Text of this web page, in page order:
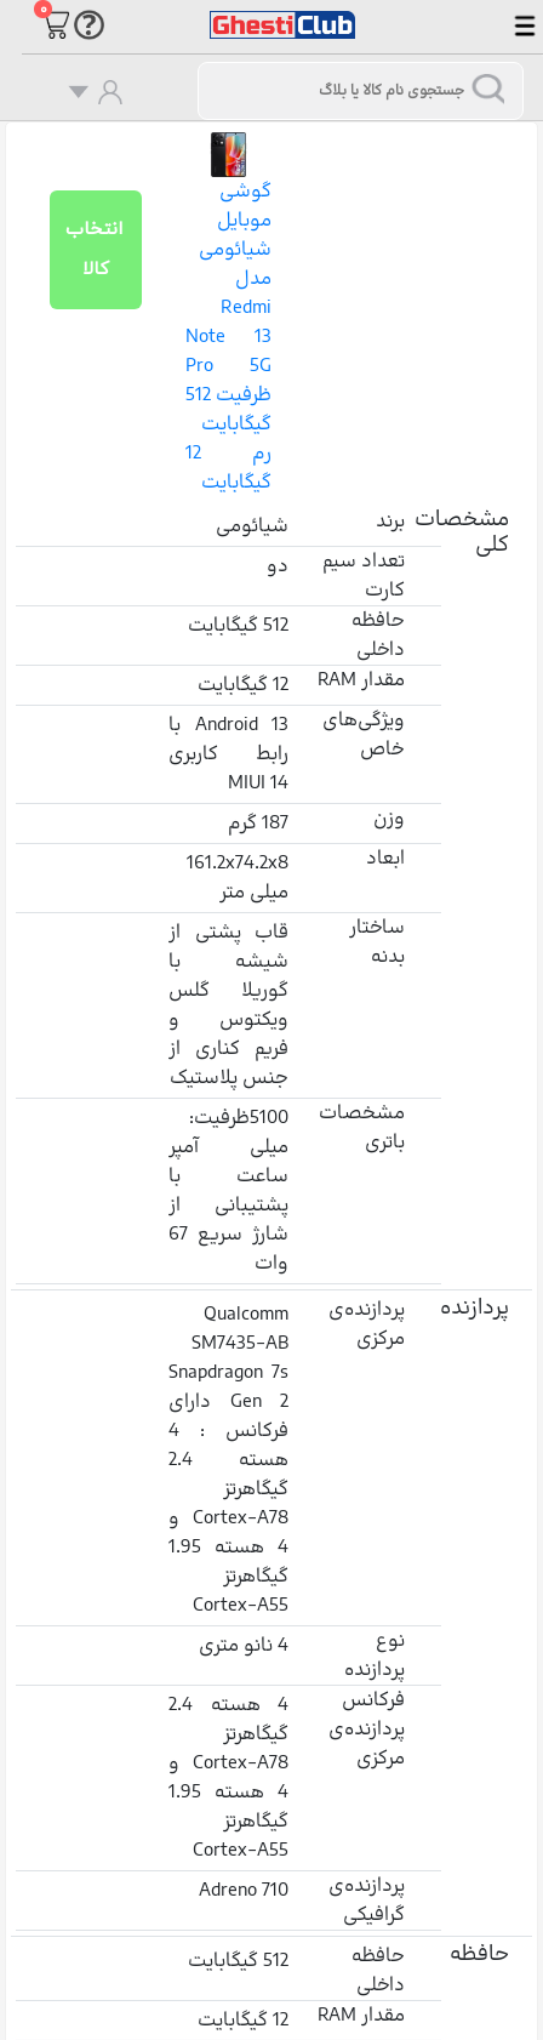
۰
انتخاب
کالا
گوشی
موبایل
شیائومی
مدل
Redmi
Note 13
Pro 5G
ظرفیت 512
گیگابایت
رم 12
گیگابایت
مشخصات
کلی
برند
شیائومی
تعداد سیم
کارت
دو
حافظه
داخلی
512 گیگابایت
مقدار RAM
12 گیگابایت
ویژگی‌های
خاص
Android 13 با
رابط کاربری
MIUI 14
وزن
187 گرم
ابعاد
161.2x74.2x8
میلی متر
ساختار
بدنه
قاب پشتی از
شیشه با
گوریلا گلس
ویکتوس و
فریم کناری از
جنس پلاستیک
مشخصات
باتری
5100ظرفیت:
میلی آمپر
ساعت با
پشتیبانی از
شارژ سریع 67
وات
پردازنده
پردازنده‌ی
مرکزی
Qualcomm
SM7435-AB
Snapdragon 7s
Gen 2 دارای
فرکانس : 4
هسته 2.4
گیگاهرتز
Cortex-A78 و
4 هسته 1.95
گیگاهرتز
Cortex-A55
نوع
پردازنده
4 نانو متری
فرکانس
پردازنده‌ی
مرکزی
4 هسته 2.4
گیگاهرتز
Cortex-A78 و
4 هسته 1.95
گیگاهرتز
Cortex-A55
پردازنده‌ی
گرافیکی
Adreno 710
حافظه
حافظه
داخلی
512 گیگابایت
مقدار RAM
12 گیگابایت